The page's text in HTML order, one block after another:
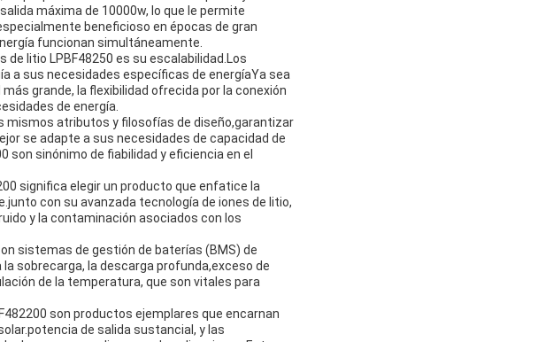
máxima de 10000w, lo que le permite
beneficioso en épocas de gran
funcionan simultáneamente.
litio LPBF48250 es su escalabilidad.Los
a sus necesidades específicas de energíaYa sea
grande, la flexibilidad ofrecida por la conexión
de energía.
mismos atributos y filosofías de diseño,garantizar
se adapte a sus necesidades de capacidad de
son sinónimo de fiabilidad y eficiencia en el
significa elegir un producto que enfatice la
con su avanzada tecnología de iones de litio,
y la contaminación asociados con los
sistemas de gestión de baterías (BMS) de
sobrecarga, la descarga profunda,exceso de
de la temperatura, que son vitales para
son productos ejemplares que encarnan
de salida sustancial, y las